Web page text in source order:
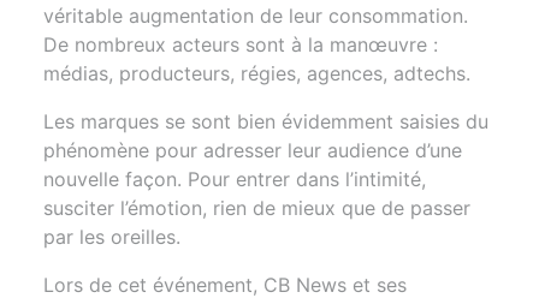
véritable augmentation de leur consommation.
De nombreux acteurs sont à la manœuvre :
médias, producteurs, régies, agences, adtechs.
Les marques se sont bien évidemment saisies du
phénomène pour adresser leur audience d’une
nouvelle façon. Pour entrer dans l’intimité,
susciter l’émotion, rien de mieux que de passer
par les oreilles.
Lors de cet événement, CB News et ses